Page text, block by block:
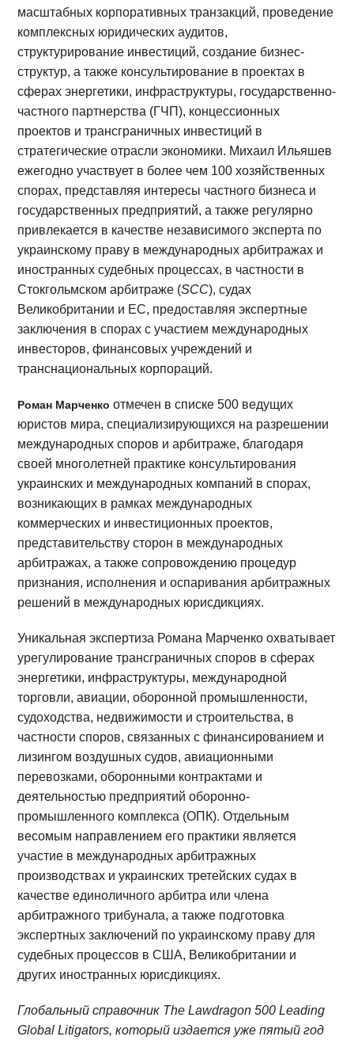
масштабных корпоративных транзакций, проведение
комплексных юридических аудитов,
структурирование инвестиций, создание бизнес-
структур, а также консультирование в проектах в
сферах энергетики, инфраструктуры, государственно-
частного партнерства (ГЧП), концессионных
проектов и трансграничных инвестиций в
стратегические отрасли экономики. Михаил Ильяшев
ежегодно участвует в более чем 100 хозяйственных
спорах, представляя интересы частного бизнеса и
государственных предприятий, а также регулярно
привлекается в качестве независимого эксперта по
украинскому праву в международных арбитражах и
иностранных судебных процессах, в частности в
Стокгольмском арбитраже (SCC), судах
Великобритании и ЕС, предоставляя экспертные
заключения в спорах с участием международных
инвесторов, финансовых учреждений и
транснациональных корпораций.
Роман Марченко отмечен в списке 500 ведущих
юристов мира, специализирующихся на разрешении
международных споров и арбитраже, благодаря
своей многолетней практике консультирования
украинских и международных компаний в спорах,
возникающих в рамках международных
коммерческих и инвестиционных проектов,
представительству сторон в международных
арбитражах, а также сопровождению процедур
признания, исполнения и оспаривания арбитражных
решений в международных юрисдикциях.
Уникальная экспертиза Романа Марченко охватывает
урегулирование трансграничных споров в сферах
энергетики, инфраструктуры, международной
торговли, авиации, оборонной промышленности,
судоходства, недвижимости и строительства, в
частности споров, связанных с финансированием и
лизингом воздушных судов, авиационными
перевозками, оборонными контрактами и
деятельностью предприятий оборонно-
промышленного комплекса (ОПК). Отдельным
весомым направлением его практики является
участие в международных арбитражных
производствах и украинских третейских судах в
качестве единоличного арбитра или члена
арбитражного трибунала, а также подготовка
экспертных заключений по украинскому праву для
судебных процессов в США, Великобритании и
других иностранных юрисдикциях.
Глобальный справочник The Lawdragon 500 Leading
Global Litigators, который издается уже пятый год